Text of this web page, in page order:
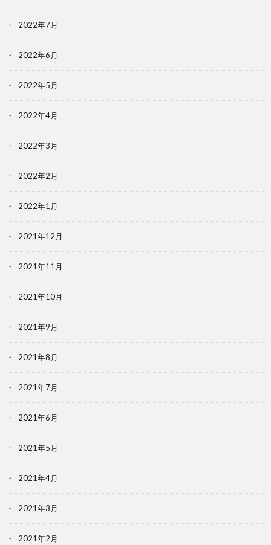
2022年7月
2022年6月
2022年5月
2022年4月
2022年3月
2022年2月
2022年1月
2021年12月
2021年11月
2021年10月
2021年9月
2021年8月
2021年7月
2021年6月
2021年5月
2021年4月
2021年3月
2021年2月